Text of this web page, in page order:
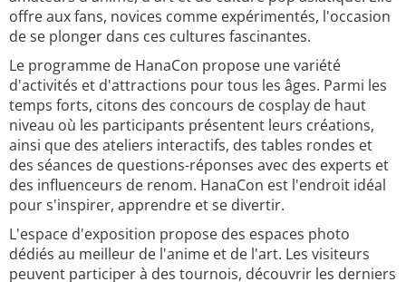
offre aux fans, novices comme expérimentés, l'occasion
de se plonger dans ces cultures fascinantes.
Le programme de HanaCon propose une variété
d'activités et d'attractions pour tous les âges. Parmi les
temps forts, citons des concours de cosplay de haut
niveau où les participants présentent leurs créations,
ainsi que des ateliers interactifs, des tables rondes et
des séances de questions-réponses avec des experts et
des influenceurs de renom. HanaCon est l'endroit idéal
pour s'inspirer, apprendre et se divertir.
L'espace d'exposition propose des espaces photo
dédiés au meilleur de l'anime et de l'art. Les visiteurs
peuvent participer à des tournois, découvrir les derniers